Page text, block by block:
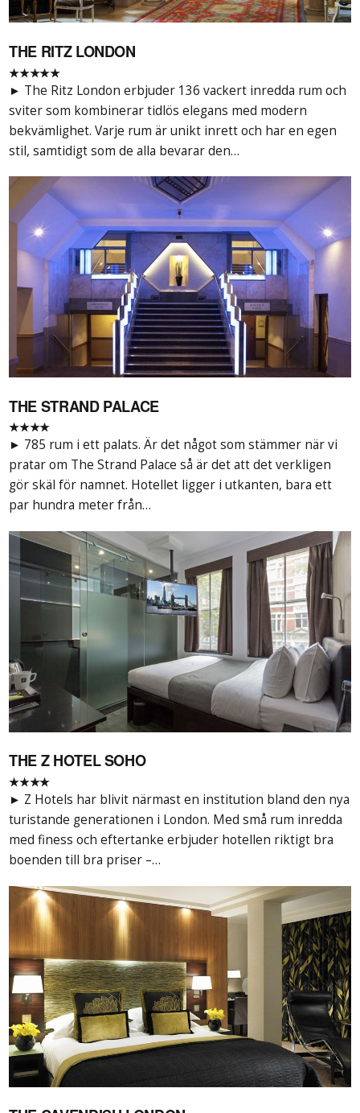
THE RITZ LONDON
★★★★★
► The Ritz London erbjuder 136 vackert inredda rum och
sviter som kombinerar tidlös elegans med modern
bekvämlighet. Varje rum är unikt inrett och har en egen
stil, samtidigt som de alla bevarar den…
THE STRAND PALACE
★★★★
► 785 rum i ett palats. Är det något som stämmer när vi
pratar om The Strand Palace så är det att det verkligen
gör skäl för namnet. Hotellet ligger i utkanten, bara ett
par hundra meter från…
THE Z HOTEL SOHO
★★★★
► Z Hotels har blivit närmast en institution bland den nya
turistande generationen i London. Med små rum inredda
med finess och eftertanke erbjuder hotellen riktigt bra
boenden till bra priser –…